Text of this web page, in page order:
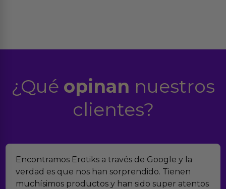
¿Qué opinan nuestros
clientes?
través de Google y la
sorprendido. Tienen
y han sido super atentos
Suelo comprar en
Erotiks es una de las
tenido nunca ningún